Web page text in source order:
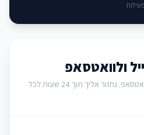
ולוואטסאפ
פנייתך תועבר אלינו במייל ובוואטסאפ. נחזור אליך תוך 24 שעות לכל